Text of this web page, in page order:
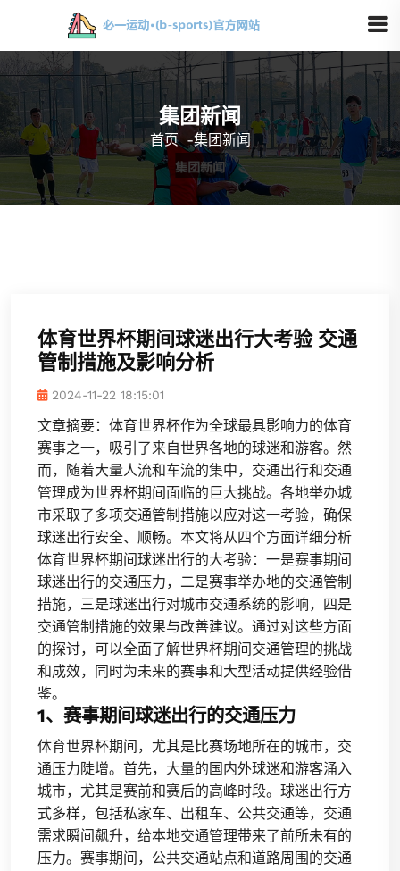
集团新闻
首页 -集团新闻
体育世界杯期间球迷出行大考验 交通
管制措施及影响分析
2024-11-22 18:15:01
文章摘要：体育世界杯作为全球最具影响力的体育
赛事之一，吸引了来自世界各地的球迷和游客。然
而，随着大量人流和车流的集中，交通出行和交通
管理成为世界杯期间面临的巨大挑战。各地举办城
市采取了多项交通管制措施以应对这一考验，确保
球迷出行安全、顺畅。本文将从四个方面详细分析
体育世界杯期间球迷出行的大考验：一是赛事期间
球迷出行的交通压力，二是赛事举办地的交通管制
措施，三是球迷出行对城市交通系统的影响，四是
交通管制措施的效果与改善建议。通过对这些方面
的探讨，可以全面了解世界杯期间交通管理的挑战
和成效，同时为未来的赛事和大型活动提供经验借
鉴。
1、赛事期间球迷出行的交通压力
体育世界杯期间，尤其是比赛场地所在的城市，交
通压力陡增。首先，大量的国内外球迷和游客涌入
城市，尤其是赛前和赛后的高峰时段。球迷出行方
式多样，包括私家车、出租车、公共交通等，交通
需求瞬间飙升，给本地交通管理带来了前所未有的
压力。赛事期间，公共交通站点和道路周围的交通